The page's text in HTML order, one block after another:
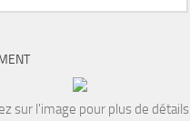
sur l'image pour plus de détails